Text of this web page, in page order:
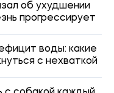
об ухудшении
прогрессирует
воды: какие
с нехваткой